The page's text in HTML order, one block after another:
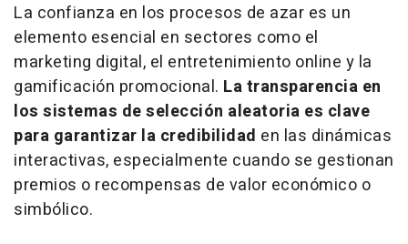
La confianza en los procesos de azar es un
elemento esencial en sectores como el
marketing digital, el entretenimiento online y la
gamificación promocional. La transparencia en
los sistemas de selección aleatoria es clave
para garantizar la credibilidad en las dinámicas
interactivas, especialmente cuando se gestionan
premios o recompensas de valor económico o
simbólico.